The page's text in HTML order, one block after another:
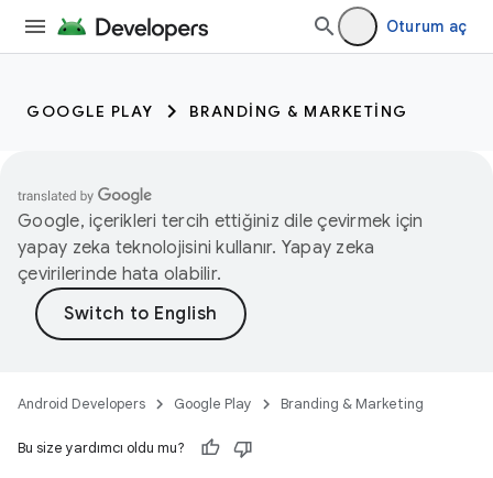
Oturum aç
GOOGLE PLAY BRANDING & MARKETING
Google, içerikleri tercih ettiğiniz dile çevirmek için
yapay zeka teknolojisini kullanır. Yapay zeka
çevirilerinde hata olabilir.
Android Developers Google Play Branding & Marketing
Bu size yardımcı oldu mu?